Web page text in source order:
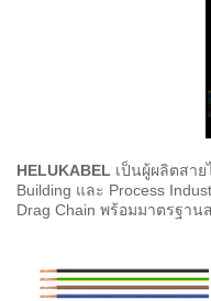
HELUKABEL เป็นผู้ผลิตสาย
Building และ Process
Drag Chain พร้อมมาตรฐา